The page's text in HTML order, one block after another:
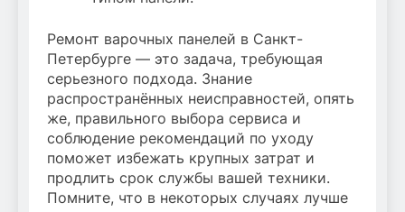
Ремонт варочных панелей в Санкт-
Петербурге — это задача, требующая
серьезного подхода. Знание
распространённых неисправностей, опять
же, правильного выбора сервиса и
соблюдение рекомендаций по уходу
поможет избежать крупных затрат и
продлить срок службы вашей техники.
Помните, что в некоторых случаях лучше